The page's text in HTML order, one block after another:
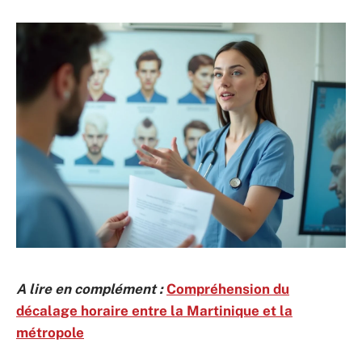
A lire en complément : Compréhension du
décalage horaire entre la Martinique et la
métropole